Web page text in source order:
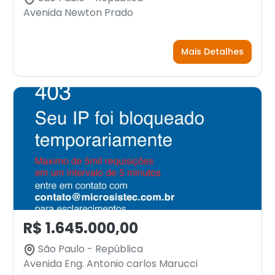
Avenida Newton Prado
Mais Detalhes
R$ 1.645.000,00
São Paulo - República
Avenida Eng. Antonio carlos Marucci